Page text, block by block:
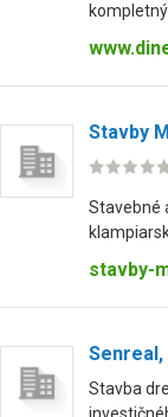
Stavby
Stavebné
stavby-
Senreal,
Stavba